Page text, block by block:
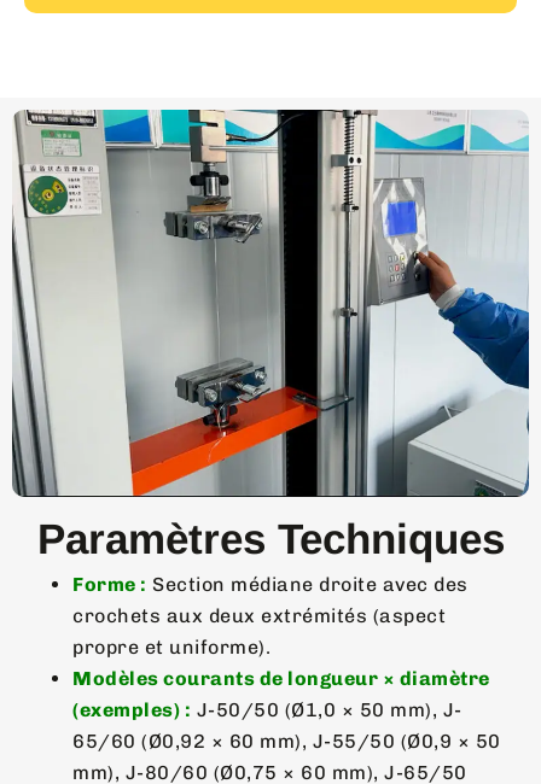
Paramètres Techniques
Forme : Section médiane droite avec des
crochets aux deux extrémités (aspect
propre et uniforme).
Modèles courants de longueur × diamètre
(exemples) : J-50/50 (Ø1,0 × 50 mm), J-
65/60 (Ø0,92 × 60 mm), J-55/50 (Ø0,9 × 50
mm), J-80/60 (Ø0,75 × 60 mm), J-65/50